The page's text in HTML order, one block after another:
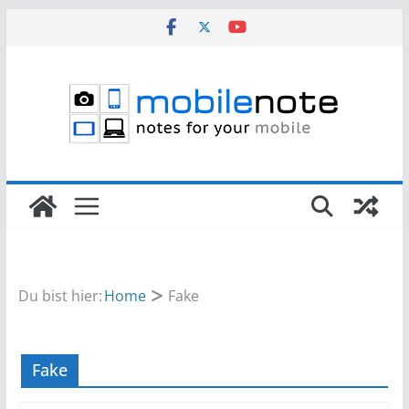
Du bist hier:Home Fake
Fake